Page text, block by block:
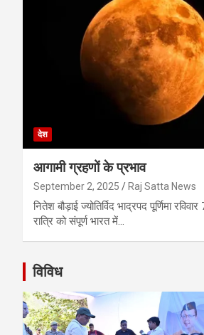
देश
आगामी ग्रहणों के प्रभाव
September 2, 2025 Raj Satta News
नितेश बौड़ाई ज्योतिर्विद भाद्रपद पूर्णिमा
रात्रि को संपूर्ण भारत में…
विविध